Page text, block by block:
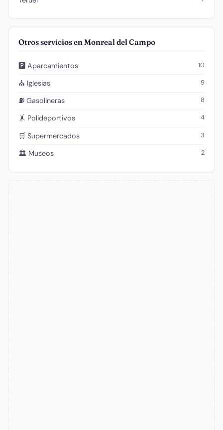
Otros servicios en Monreal del Campo
🅿️ Aparcamientos 10
⛪ Iglesias 9
⛽ Gasolineras 8
🤸 Polideportivos 4
🛒 Supermercados 3
🏛️ Museos 2